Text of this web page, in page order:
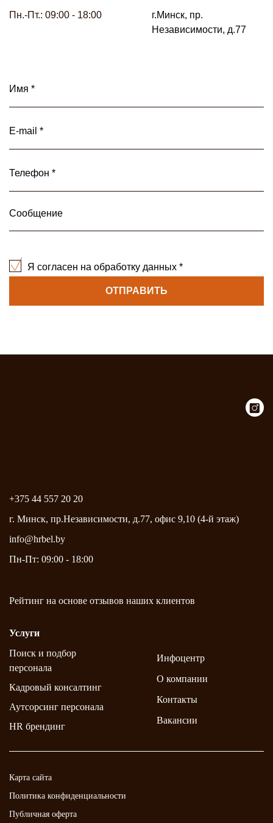
Пн.-Пт.: 09:00 - 18:00
г.Минск, пр.
Независимости, д.77
Я согласен на обработку данных *
+375 44 557 20 20
г. Минск, пр.Независимости, д.77, офис 9,10 (4-й этаж)
info@hrbel.by
Пн-Пт: 09:00 - 18:00
Рейтинг на основе отзывов наших клиентов
Услуги
Поиск и подбор
персонала
Кадровый консалтинг
Аутсорсинг персонала
HR брендинг
Инфоцентр
О компании
Контакты
Вакансии
Карта сайта
Политика конфиденциальности
Публичная оферта